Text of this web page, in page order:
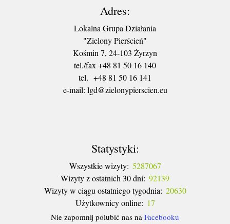
Adres:
Lokalna Grupa Działania
"Zielony Pierścień"
Kośmin 7, 24-103 Żyrzyn
tel./fax +48 81 50 16 140
tel. +48 81 50 16 141
​e-mail: lgd@zielonypierscien.eu
Statystyki:
Wszystkie wizyty: 5287067
Wizyty z ostatnich 30 dni: 92139
Wizyty w ciągu ostatniego tygodnia: 20630
Użytkownicy online: 17
Nie zapomnij polubić nas na Facebooku